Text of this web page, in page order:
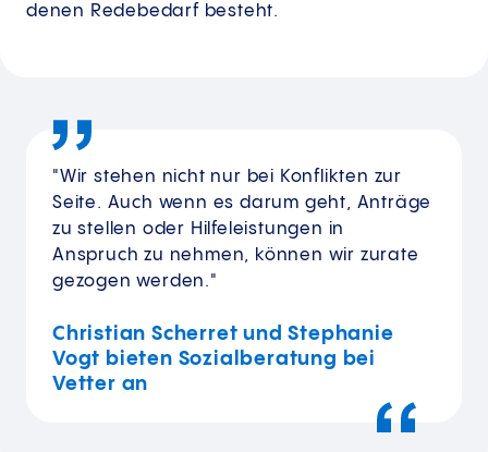
denen Redebedarf besteht.
"Wir stehen nicht nur bei Konflikten zur
Seite. Auch wenn es darum geht, Anträge
zu stellen oder Hilfeleistungen in
Anspruch zu nehmen, können wir zurate
gezogen werden."
Christian Scherret und Stephanie
Vogt bieten Sozialberatung bei
Vetter an